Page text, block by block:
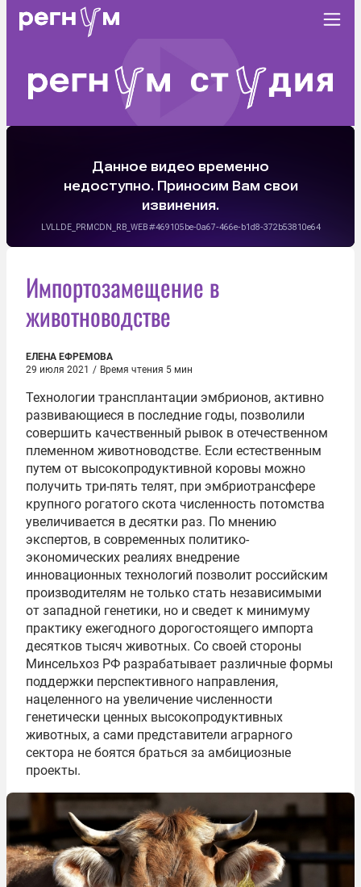
Импортозамещение в
животноводстве
ЕЛЕНА ЕФРЕМОВА
29 июля 2021 / Время чтения 5 мин
Технологии трансплантации эмбрионов, активно
развивающиеся в последние годы, позволили
совершить качественный рывок в отечественном
племенном животноводстве. Если естественным
путем от высокопродуктивной коровы можно
получить три-пять телят, при эмбриотрансфере
крупного рогатого скота численность потомства
увеличивается в десятки раз. По мнению
экспертов, в современных политико-
экономических реалиях внедрение
инновационных технологий позволит российским
производителям не только стать независимыми
от западной генетики, но и сведет к минимуму
практику ежегодного дорогостоящего импорта
десятков тысяч животных. Со своей стороны
Минсельхоз РФ разрабатывает различные формы
поддержки перспективного направления,
нацеленного на увеличение численности
генетически ценных высокопродуктивных
животных, а сами представители аграрного
сектора не боятся браться за амбициозные
проекты.